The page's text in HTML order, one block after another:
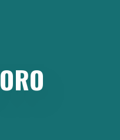
ORO